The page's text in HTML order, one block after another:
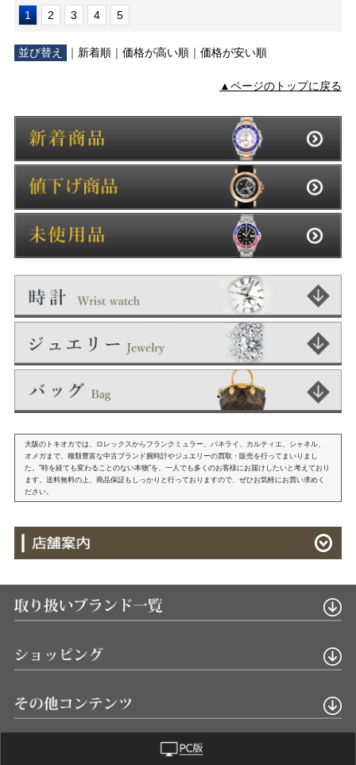
1 2 3 4 5
並び替え ｜ 新着順｜ 価格が高い順｜ 価格が安い順
▲ページのトップに戻る
大阪のトキオカでは、ロレックスからフランクミュラー、パネライ、カルティエ、シャネル、
オメガまで、種類豊富な中古ブランド腕時計やジュエリーの買取・販売を行ってまいりまし
た。"時を経ても変わることのない本物"を、一人でも多くのお客様にお届けしたいと考えており
ます。送料無料の上、商品保証もしっかりと行っておりますので、ぜひお気軽にお買い求めく
ださい。